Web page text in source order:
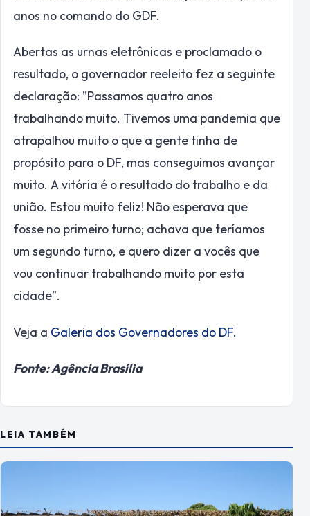
anos no comando do GDF.
Abertas as urnas eletrônicas e proclamado o
resultado, o governador reeleito fez a seguinte
declaração: ”Passamos quatro anos
trabalhando muito. Tivemos uma pandemia que
atrapalhou muito o que a gente tinha de
propósito para o DF, mas conseguimos avançar
muito. A vitória é o resultado do trabalho e da
união. Estou muito feliz! Não esperava que
fosse no primeiro turno; achava que teríamos
um segundo turno, e quero dizer a vocês que
vou continuar trabalhando muito por esta
cidade”.
Veja a Galeria dos Governadores do DF.
Fonte: Agência Brasília
LEIA TAMBÉM